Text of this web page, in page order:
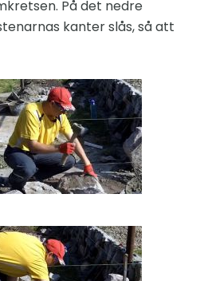
På det nedre
kanter slås, så att